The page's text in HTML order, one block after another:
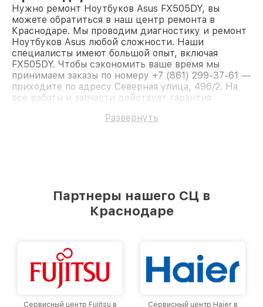
Нужно ремонт Ноутбуков Asus FX505DY, вы
можете обратиться в наш центр ремонта в
Краснодаре. Мы проводим диагностику и ремонт
Ноутбуков Asus любой сложности. Наши
специалисты имеют большой опыт, включая
FX505DY. Чтобы сэкономить ваше время мы
принимаем заказы по номеру +7 (861) 299-37-61 —
приходите по адресу Северная улица, 496/2. На
все работы и запчасти действует гарантия.
Развернуть
Партнеры нашего СЦ в
Краснодаре
Сервисный центр Fujitsu в
Сервисный центр Haier в